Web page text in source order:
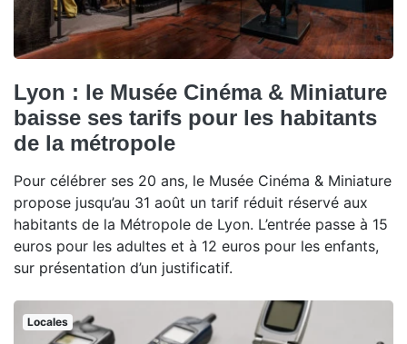
Lyon : le Musée Cinéma & Miniature
baisse ses tarifs pour les habitants
de la métropole
Pour célébrer ses 20 ans, le Musée Cinéma & Miniature
propose jusqu’au 31 août un tarif réduit réservé aux
habitants de la Métropole de Lyon. L’entrée passe à 15
euros pour les adultes et à 12 euros pour les enfants,
sur présentation d’un justificatif.
Locales